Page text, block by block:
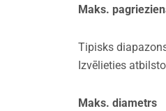
Maks.
Tipisks
Izvēlieties
Maks. diametrs